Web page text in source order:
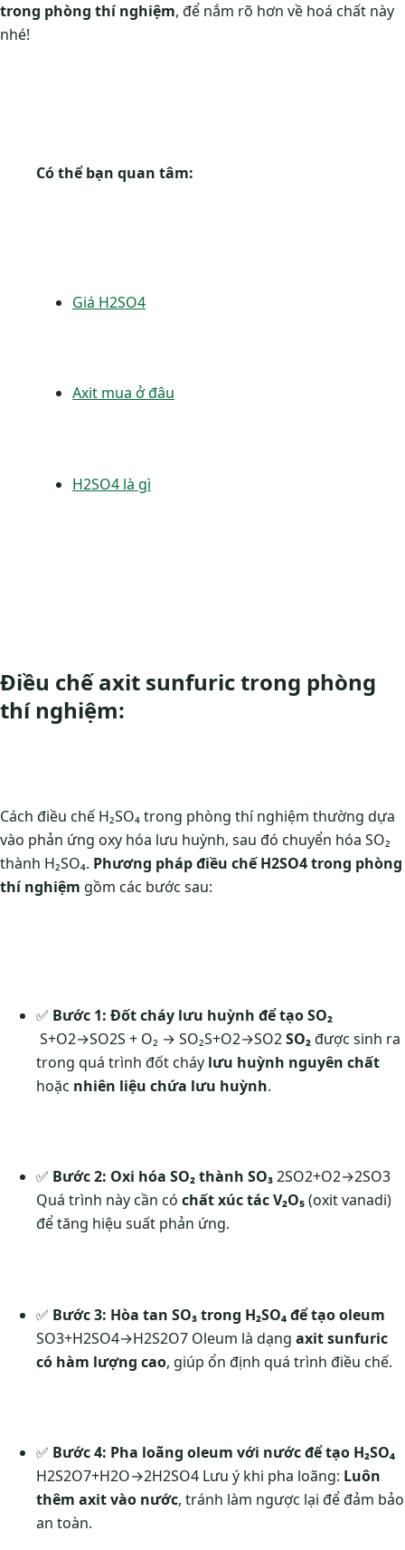
trong phòng thí nghiệm, để nắm rõ hơn về hoá chất này
nhé!
Có thể bạn quan tâm:
Giá H2SO4
Axit mua ở đâu
H2SO4 là gì
Điều chế axit sunfuric trong phòng
thí nghiệm:
Cách điều chế H₂SO₄ trong phòng thí nghiệm thường dựa
vào phản ứng oxy hóa lưu huỳnh, sau đó chuyển hóa SO₂
thành H₂SO₄. Phương pháp điều chế H2SO4 trong phòng
thí nghiệm gồm các bước sau:
✅ Bước 1: Đốt cháy lưu huỳnh để tạo SO₂
S+O2→SO2S + O₂ → SO₂S+O2→SO2SO₂được sinh ra
trong quá trình đốt cháy lưu huỳnh nguyên chất
hoặc nhiên liệu chứa lưu huỳnh.
✅ Bước 2: Oxi hóa SO₂ thành SO₃2SO2+O2→2SO3
Quá trình này cần có chất xúc tác V₂O₅(oxit vanadi)
để tăng hiệu suất phản ứng.
✅ Bước 3: Hòa tan SO₃ trong H₂SO₄ để tạo oleum
SO3+H2SO4→H2S2O7 Oleum là dạng axit sunfuric
có hàm lượng cao, giúp ổn định quá trình điều chế.
✅ Bước 4: Pha loãng oleum với nước để tạo H₂SO₄
H2S2O7+H2O→2H2SO4 Lưu ý khi pha loãng: Luôn
thêm axit vào nước, tránh làm ngược lại để đảm bảo
an toàn.